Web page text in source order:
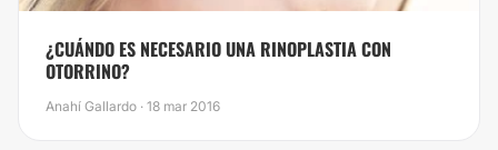
¿CUÁNDO ES NECESARIO UNA RINOPLASTIA CON
OTORRINO?
Anahí Gallardo · 18 mar 2016